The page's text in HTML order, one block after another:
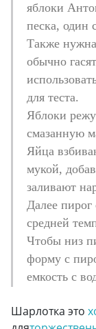
яблоки
песка, один
Также
обычно
для теста.
Яблоки
смазанную
Яйца
мукой,
заливают
Далее
средней
Чтобы низ
форму с
емкость с
Шарлотка это